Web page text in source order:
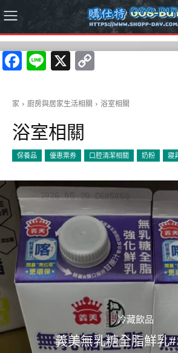
Facebook
Line
X
家 廚房與居家生活相關 浴室相關
浴室相關
保養品 優惠票券 口腔清潔相關 奶粉 寢
冷藏飲品
義美無乳糖全脂鮮乳